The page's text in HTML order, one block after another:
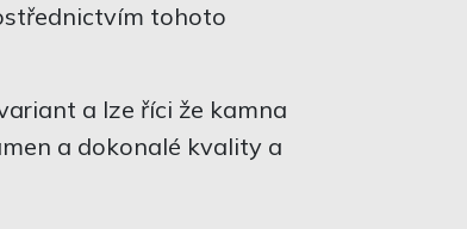
tohoto
a lze říci že kamna
a dokonalé kvality a